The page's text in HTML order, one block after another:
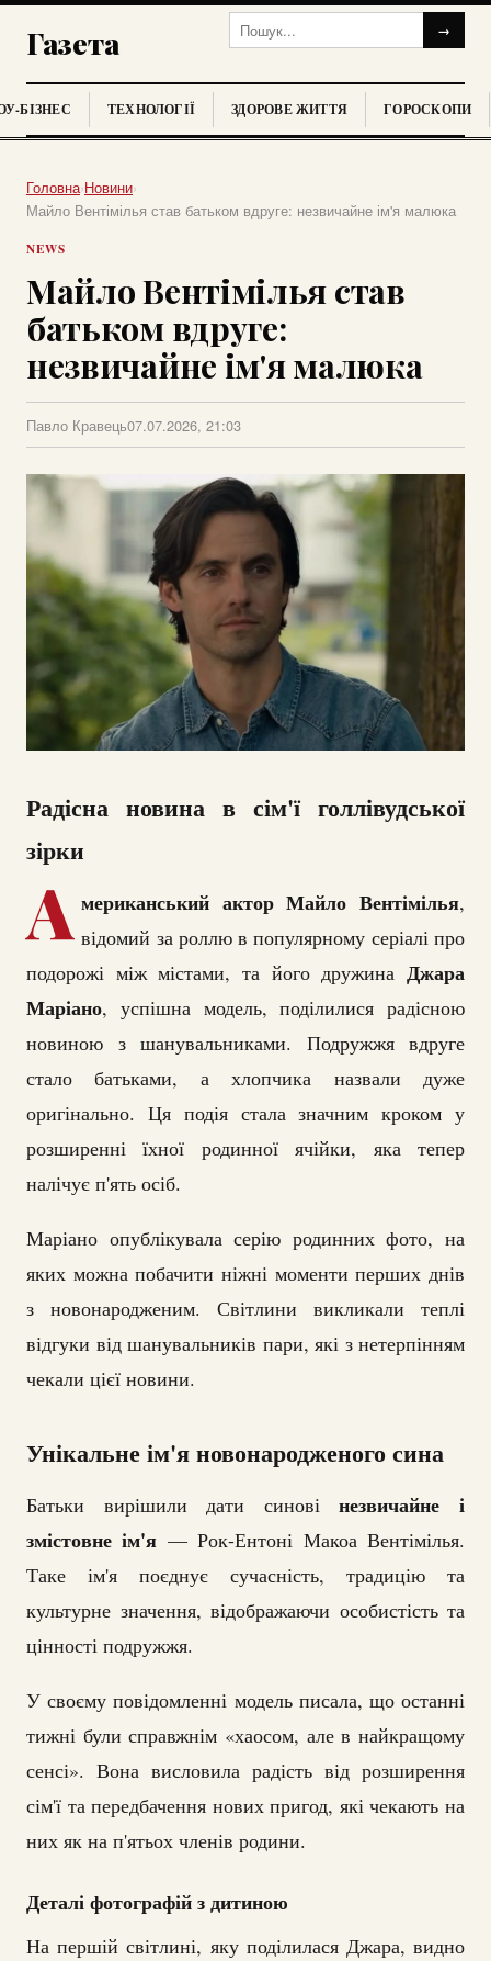
Газета →
БІЗНЕС ТЕХНОЛОГІЇ ЗДОРОВЕ ЖИТТЯ ГОРОСКОПИ
Головна›Новини›
Майло Вентімілья став батьком вдруге: незвичайне ім'я малюка
NEWS
Майло Вентімілья став
батьком вдруге:
незвичайне ім'я малюка
Павло Кравець07.07.2026, 21:03
Радісна новина в сім'ї голлівудської
зірки
А мериканський актор Майло Вентімілья,
відомий за роллю в популярному серіалі про
подорожі між містами, та його дружина Джара
Маріано, успішна модель, поділилися радісною
новиною з шанувальниками. Подружжя вдруге
стало батьками, а хлопчика назвали дуже
оригінально. Ця подія стала значним кроком у
розширенні їхної родинної ячійки, яка тепер
налічує п'ять осіб.
Маріано опублікувала серію родинних фото, на
яких можна побачити ніжні моменти перших днів
з новонародженим. Світлини викликали теплі
відгуки від шанувальників пари, які з нетерпінням
чекали цієї новини.
Унікальне ім'я новонародженого сина
Батьки вирішили дати синовінезвичайне і
змістовне ім'я — Рок-Ентоні Макоа Вентімілья.
Таке ім'я поєднує сучасність, традицію та
культурне значення, відображаючи особистість та
цінності подружжя.
У своєму повідомленні модель писала, що останні
тижні були справжнім «хаосом, але в найкращому
сенсі». Вона висловила радість від розширення
сім'ї та передбачення нових пригод, які чекають на
них як на п'ятьох членів родини.
Деталі фотографій з дитиною
На першій світлині, яку поділилася Джара, видно